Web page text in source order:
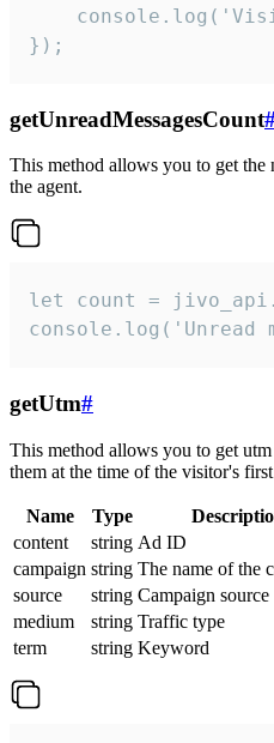
});
getUnreadMessagesCount
This method allows you to get the
the agent.
let count =
console.log('Unread
getUtm#
This method allows you to get
them at the time of the visitor's
Name Type
content
string Ad ID
campaign string The name of the
source
string Campaign source
medium
string Traffic type
term
string Keyword